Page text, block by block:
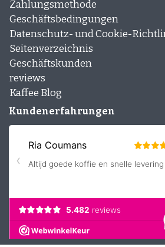
Peppermint Mocha
Lebkuchen Latte
Schichtkaffee
Desserts und Gebäck mit Kaffee
Zahlungsmethode
Geschäftsbedingungen
Datenschutz- und Cookie-
Seitenverzeichnis
Geschäftskunden
reviews
Kaffee Blog
Kundenerfahrungen